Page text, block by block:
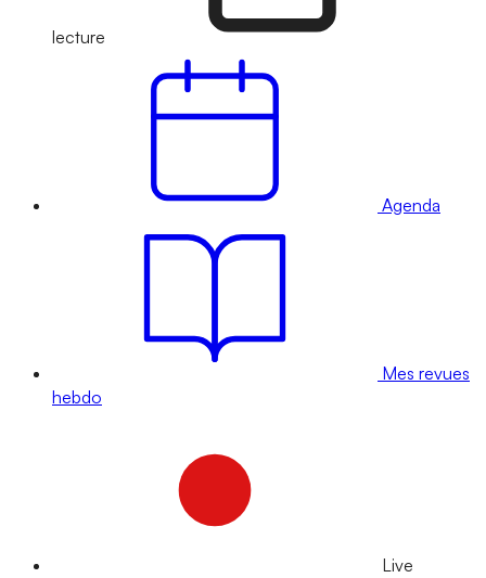
lecture
Agenda
Mes revues
hebdo
Live